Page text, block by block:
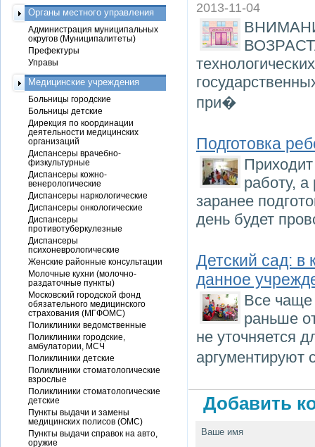
2013-11-04
при�
Подготовка
работу,
заранее
день будет
Детский сад: в
данное
Все чаще
раньше
не уточняется
аргументируют
Добавить
Ваше имя
Органы местного управления
Администрация муниципальных
округов (Муниципалитеты)
Префектуры
Управы
Медицинские учреждения
Больницы городские
Больницы детские
Дирекция по координации
деятельности медицинских
организаций
Диспансеры врачебно-
физкультурные
Диспансеры кожно-
венерологические
Диспансеры наркологические
Диспансеры онкологические
Диспансеры
противотуберкулезные
Диспансеры
психоневрологические
Женские районные консультации
Молочные кухни (молочно-
раздаточные пункты)
Московский городской фонд
обязательного медицинского
страхования (МГФОМС)
Поликлиники ведомственные
Поликлиники городские,
амбулатории, МСЧ
Поликлиники детские
Поликлиники стоматологические
взрослые
Поликлиники стоматологические
детские
Пункты выдачи и замены
медицинских полисов (ОМС)
Пункты выдачи справок на авто,
оружие